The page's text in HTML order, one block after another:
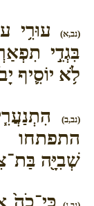
(נב,א)
עוּרִ֥י
בִּגְדֵ֣י
לֹ֥א יוֹסִ֛יף
(נב,ב)
התפתחו
שְׁבִיָּ֖ה
כִּֽי־כֹה֙